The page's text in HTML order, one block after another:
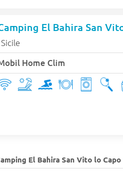
El Bahira San
Sicile
Home Clim
El Bahira San Vito lo Capo